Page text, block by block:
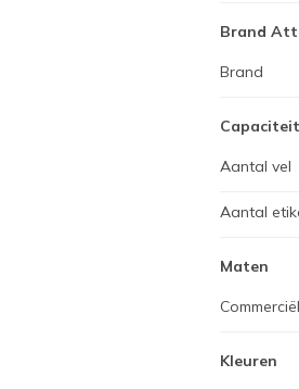
Brand
Brand
Capaciteit
Aantal vel
Aantal
Maten
Kleuren